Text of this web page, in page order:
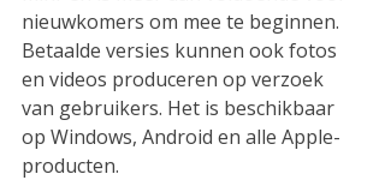
nieuwkomers om mee te beginnen.
Betaalde versies kunnen ook fotos
en videos produceren op verzoek
van gebruikers. Het is beschikbaar
op Windows, Android en alle Apple-
producten.